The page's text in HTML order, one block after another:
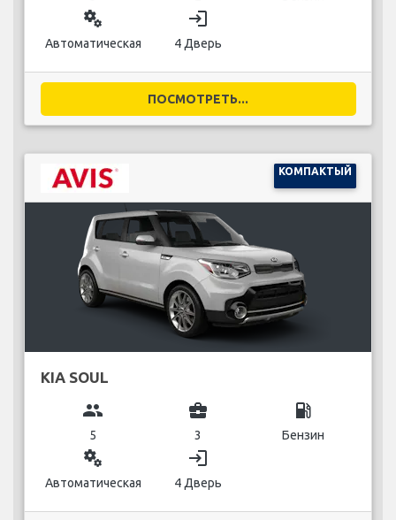
miscellaneous_services
Автоматическая
login
4 Дверь
ПОСМОТРЕТЬ...
КОМПАКТЫЙ
KIA SOUL
group
5
business_center
3
local_gas_station
Бензин
miscellaneous_services
Автоматическая
login
4 Дверь